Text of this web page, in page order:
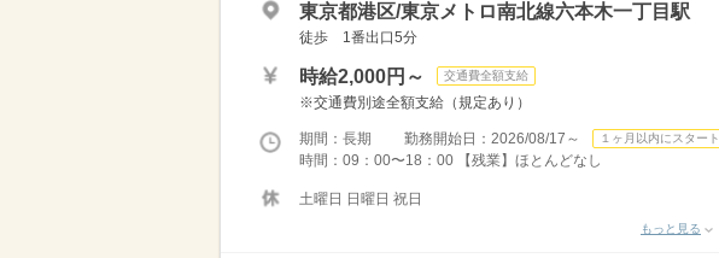
東京都港区/東京メトロ南北線六本木一丁目駅
徒歩 1番出口5分
時給2,000円～ 交通費全額支給
※交通費別途全額支給（規定あり）
期間：長期 勤務開始日：2026/08/17～ １ヶ月以内にスタート
時間：09：00〜18：00 【残業】ほとんどなし
土曜日 日曜日 祝日
もっと見る